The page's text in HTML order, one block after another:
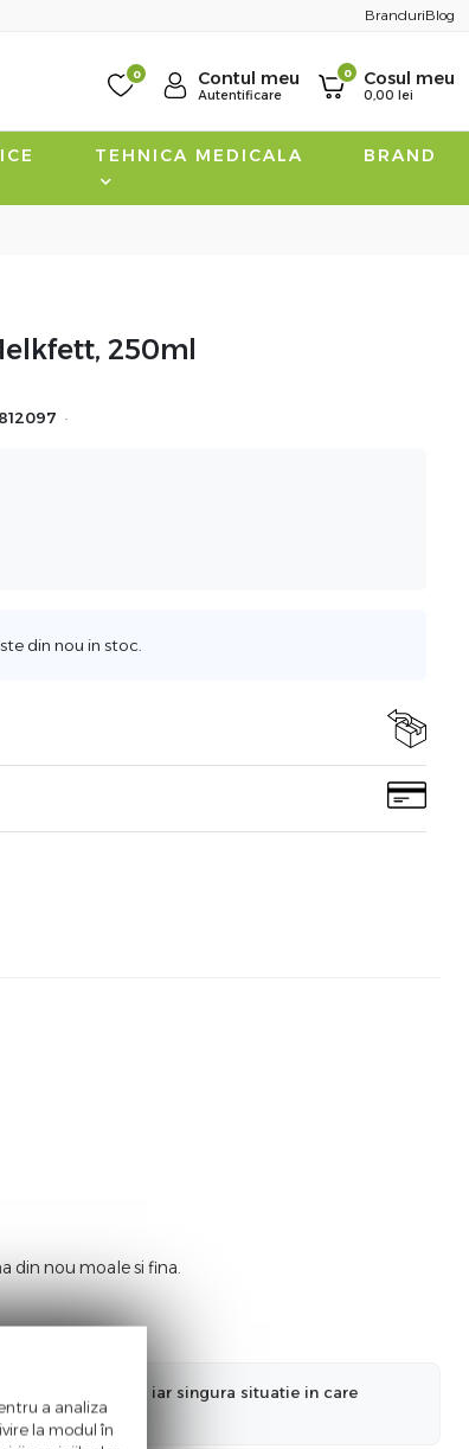
BranduriBlog
0 Contul meu
Autentificare
0 Cosul meu
0,00 lei
TEHNICA MEDICALA BRAND
250ml
·
din nou in stoc.
din nou moale si fina.
actualizate, iar singura situatie in care
in prealabil.
a analiza
la modul în